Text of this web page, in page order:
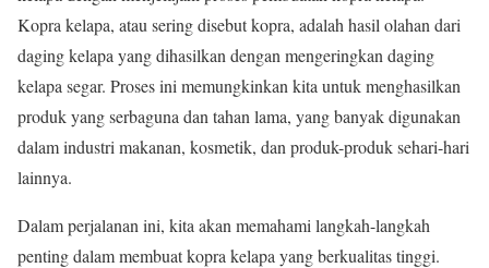
Kopra kelapa, atau sering disebut kopra, adalah hasil olahan dari
daging kelapa yang dihasilkan dengan mengeringkan daging
kelapa segar. Proses ini memungkinkan kita untuk menghasilkan
produk yang serbaguna dan tahan lama, yang banyak digunakan
dalam industri makanan, kosmetik, dan produk-produk sehari-hari
lainnya.
Dalam perjalanan ini, kita akan memahami langkah-langkah
penting dalam membuat kopra kelapa yang berkualitas tinggi.